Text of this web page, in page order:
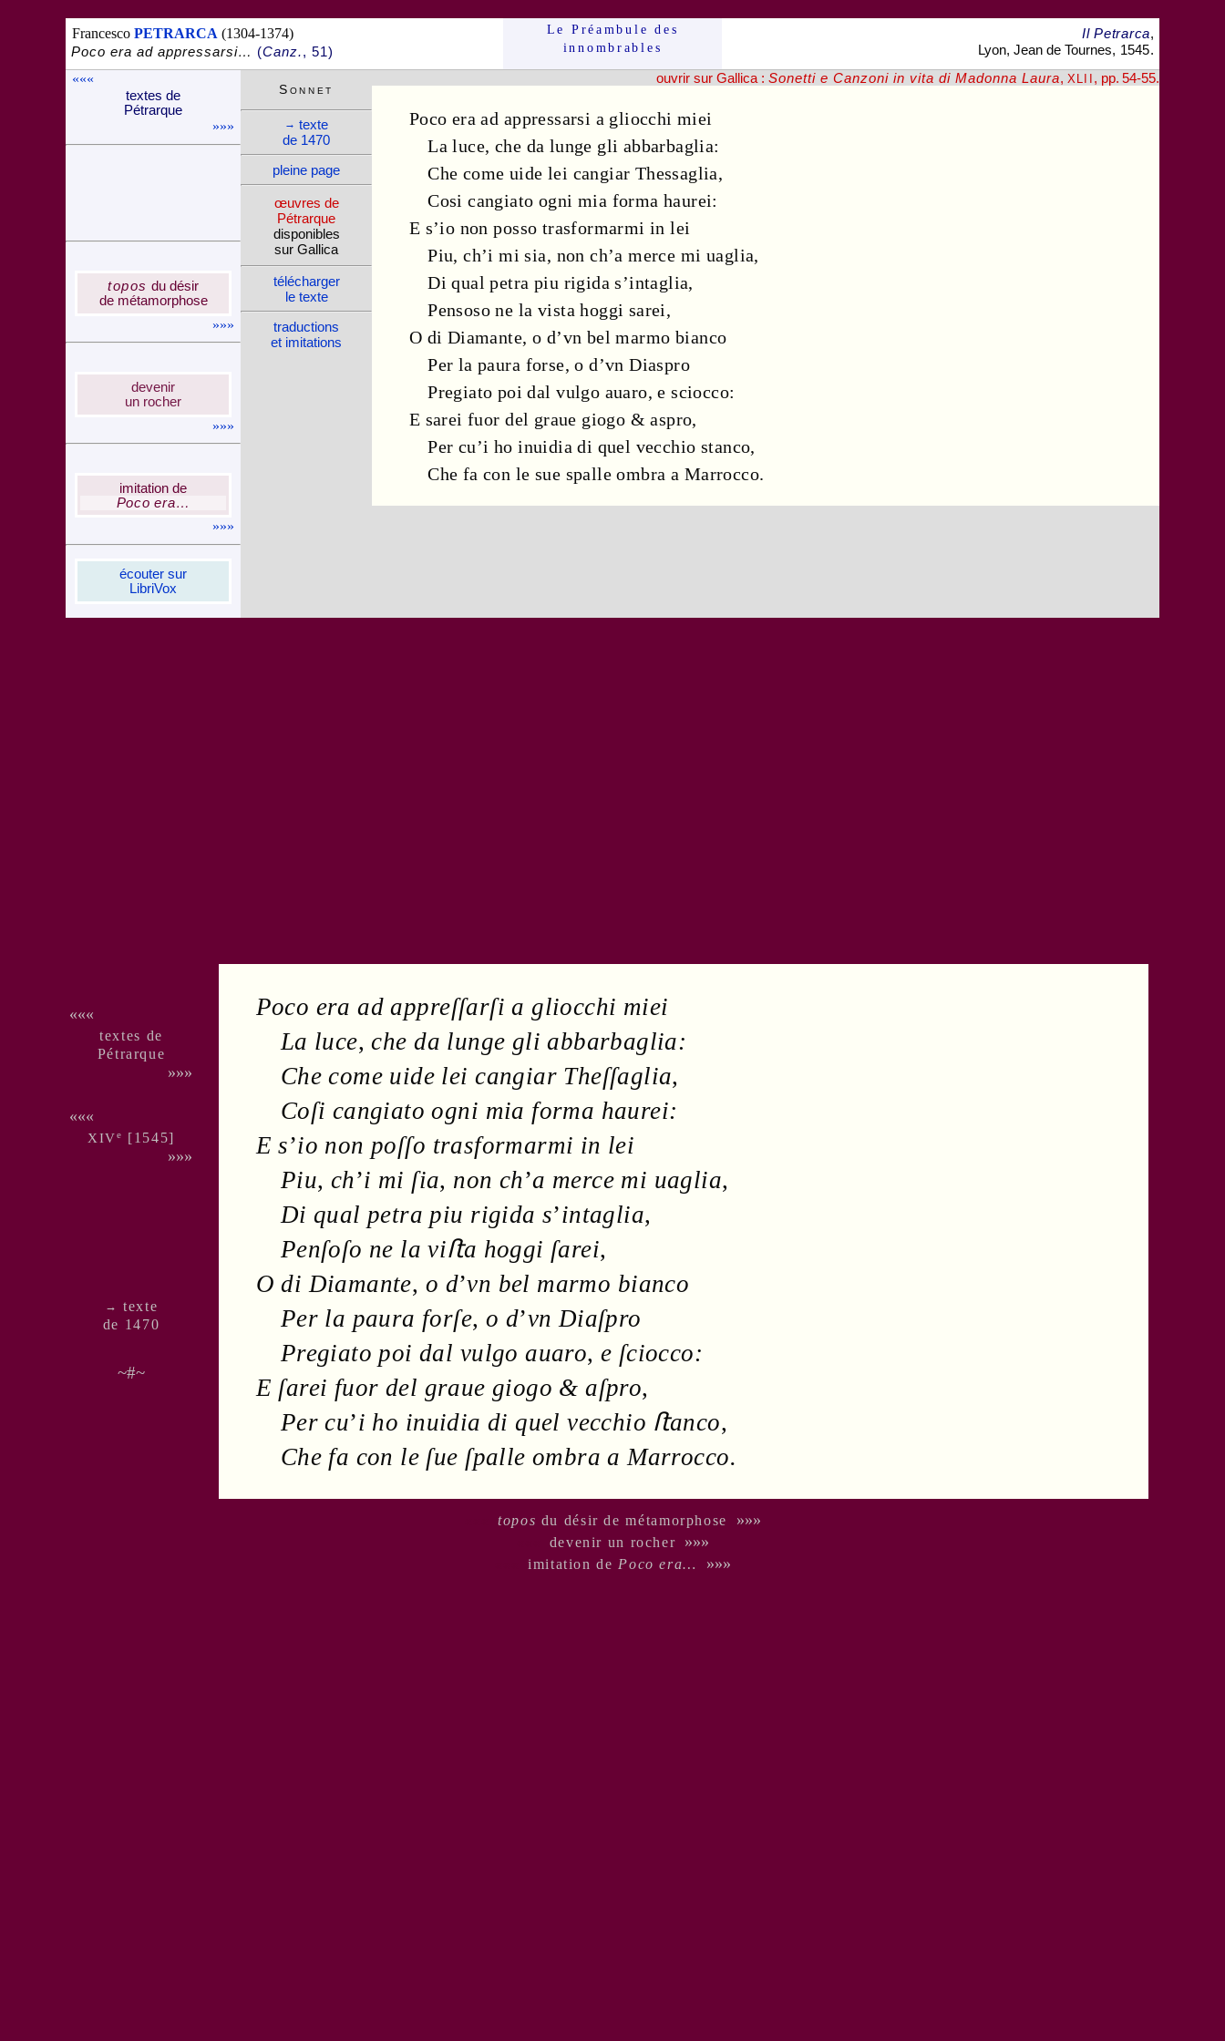
Francesco PETRARCA (1304-1374)
Poco era ad appressarsi… (Canz., 51)
Le Préam­bule des
innom­brables
Il Petrarca,
Lyon, Jean de Tournes, 1545.
«««
textes de
Pé­trarque
»»»
topos du désir
de méta­mor­phose
»»»
deve­nir
un rocher
»»»
imi­ta­tion de
Poco era…
»»»
écou­ter sur
Libri­Vox
ouvrir sur Gallica : Sonetti e Canzoni in vita di Madonna Laura, XLII , pp. 54-55.
Poco era ad appressarsi a gliocchi miei
Laluce, che da lunge gli abbarbaglia:
Che come uide lei cangiar Thessaglia,
Cosi cangiato ogni mia forma haurei:
E s’io non posso trasformarmi in lei
Piu, ch’i mi sia, non ch’amerce mi uaglia,
Di qualpetra piu rigida s’intaglia,
Pensoso ne la vista hoggi sarei,
O di Diamante, o d’vn belmarmo bianco
Per lapaura forse, o d’vnDiaspro
Pregiato poi dal vulgo auaro, e sciocco:
E sarei fuor del graue giogo & aspro,
Per cu’i hoinuidia di quel vecchio stanco,
Che fa con le sue spalle ombra a Marrocco.
Son­net
→ texte
de 1470
pleine page
œuvres de
Pé­trarque
dispo­nibles
sur Gallica
télé­charger
le texte
traduc­tions
et imi­ta­tions
«««
textes de
Pé­trarque
»»»
«««
XIVe [1545]
»»»
→ texte
de 1470
~#~
Poco era ad appreſſarſi a gliocchi miei
La luce, che da lunge gli abbarbaglia:
Che come uide lei cangiar Theſſaglia,
Coſi cangiato ogni mia forma haurei:
E s’io non poſſo trasformarmi in lei
Piu, ch’i mi ſia, non ch’a mercemi uaglia,
Di qual petra piu rigida s’intaglia,
Penſoſo ne la viﬅa hoggi ſarei,
O di Diamante, o d’vn bel marmo bianco
Per la paura forſe, o d’vn Diaſpro
Pregiato poi dal vulgo auaro, e ſciocco:
E ſarei fuor del graue giogo & aſpro,
Per cu’i ho inuidia di quel vecchio ﬅanco,
Che fa con le ſue ſpalle ombra a Marrocco.
topos du désir de métamorphose
»»»
devenir un rocher »»»
imitation de Poco era… »»»